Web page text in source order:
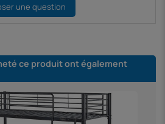
une question
ce produit ont également